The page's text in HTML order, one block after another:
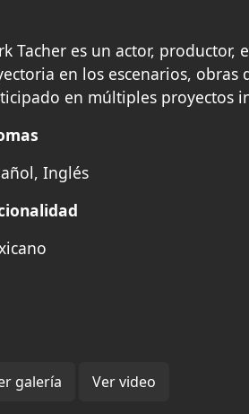
Tacher es un actor,
en los escenarios,
en múltiples proyectos
Inglés
galería Ver video